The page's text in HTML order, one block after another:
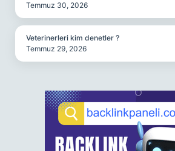
Temmuz 30, 2026
Veterinerleri kim denetler ?
Temmuz 29, 2026